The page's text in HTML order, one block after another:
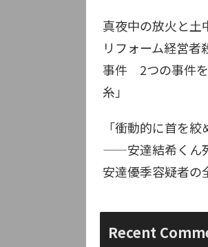
真夜中の放火と
リフォーム経営
事件 2つの事件
糸」
「衝動的に首を絞
——安達結希くん
安達優季容疑者の
Recent